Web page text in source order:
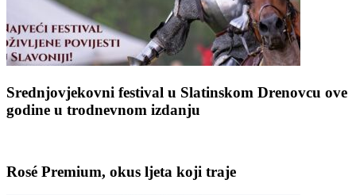
Srednjovjekovni festival u Slatinskom Drenovcu ove
godine u trodnevnom izdanju
Rosé Premium, okus ljeta koji traje